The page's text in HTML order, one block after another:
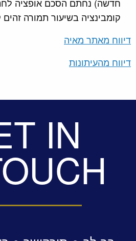
קומבינציה בשיעור תמורה
דיווח מאתר מאיה
דיווח מהעיתונות
IN